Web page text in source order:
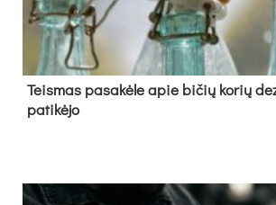
Teis­mas pa­sa­kė­le apie bi­čių ko­rių
pa­ti­kė­jo